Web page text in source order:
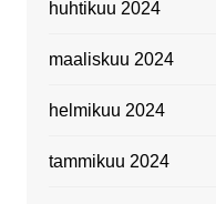
huhtikuu 2024
maaliskuu 2024
helmikuu 2024
tammikuu 2024